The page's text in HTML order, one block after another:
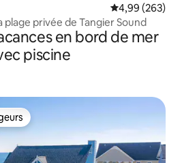
Évaluation
4,99 (263)
plage privée de Tangier Sound
en bord de mer
piscine
les plus appréciés